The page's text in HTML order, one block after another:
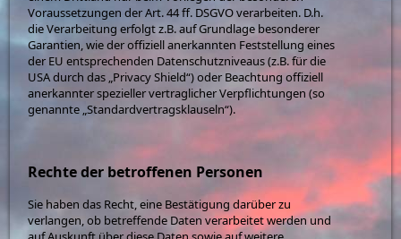
Voraussetzungen der Art. 44 ff. DSGVO verarbeiten. D.h.
die Verarbeitung erfolgt z.B. auf Grundlage besonderer
Garantien, wie der offiziell anerkannten Feststellung eines
der EU entsprechenden Datenschutzniveaus (z.B. für die
USA durch das „Privacy Shield“) oder Beachtung offiziell
anerkannter spezieller vertraglicher Verpflichtungen (so
genannte „Standardvertragsklauseln“).
Rechte der betroffenen Personen
Sie haben das Recht, eine Bestätigung darüber zu
verlangen, ob betreffende Daten verarbeitet werden und